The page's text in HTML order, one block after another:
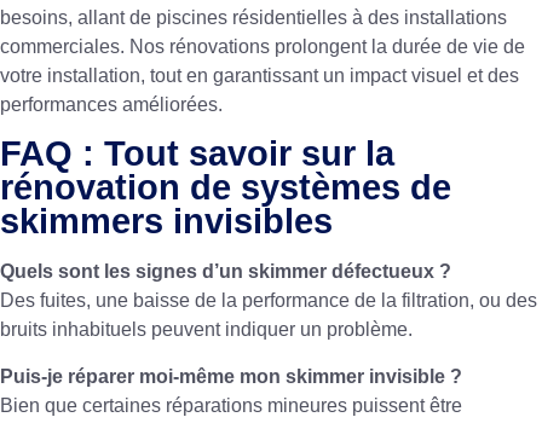
besoins, allant de piscines résidentielles à des installations
commerciales. Nos rénovations prolongent la durée de vie de
votre installation, tout en garantissant un impact visuel et des
performances améliorées.
FAQ : Tout savoir sur la
rénovation de systèmes de
skimmers invisibles
Quels sont les signes d’un skimmer défectueux ?
Des fuites, une baisse de la performance de la filtration, ou des
bruits inhabituels peuvent indiquer un problème.
Puis-je réparer moi-même mon skimmer invisible ?
Bien que certaines réparations mineures puissent être